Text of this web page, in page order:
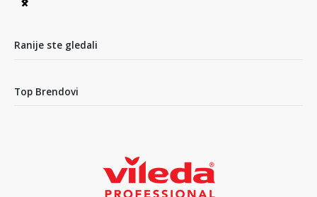
Item
5
Ranije ste gledali
Top Brendovi